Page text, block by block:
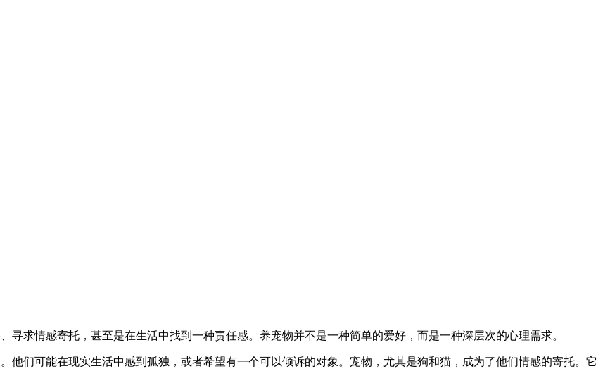
求情感寄托，甚至是在生活中找到一种责任感。养宠物并不是一种简单的爱好，而是一种深层次的心理需求。
他们可能在现实生活中感到孤独，或者希望有一个可以倾诉的对象。宠物，尤其是狗和猫，成为了他们情感的寄托。它